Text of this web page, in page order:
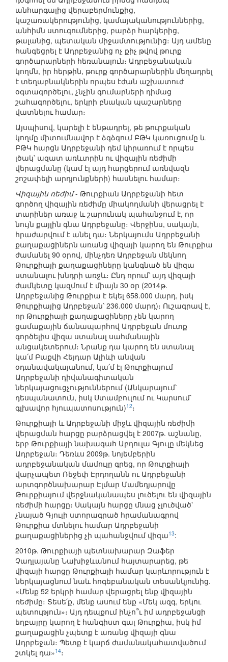
անհարգալից վերաբերմունքից,
կաշառակերությունից, կամայականություններից,
անհիմն ստուգումներից, բարձր հարկերից,
թալանից, պետական միջամտությունից։ Այդ ամենը
հանգեցրել է Ադրբեջանից ոչ քիչ թվով թուրք
գործարարների հեռանալուն։ Ադրբեջանական
կողմն, իր հերթին, թուրք գործարարներին մեղադրել
է տեղաբնակներին որպես էժան աշխատուժ
օգտագործելու, չնչին գումարների դիմաց
շահագործելու, երկրի բնական պաշարները
վատնելու համար։
Այսպիսով, կարելի է ենթադրել, թե թուրքական
կողմը միտումնավոր է ձգձգում ԲԹԿ կառուցումը և
ԲԹԿ հարցն Ադրբեջանի դեմ կիրառում է որպես
լծակ՝ ազատ առևտրին ու վիզային ռեժիմի
վերացմանը (կամ էլ այդ հարցերում առնվազն
շոշափելի արդյունքների) հասնելու համար։
Վիզային ռեժիմ- Թուրքիան Ադրբեջանի հետ
գործող վիզային ռեժիմը միակողմանի վերացրել է
տարիներ առաջ և շարունակ պահանջում է, որ
նույն քայլին գնա Ադրբեջանը։ Վերջինս, սակայն,
հրաժարվում է անել դա։ Ներկայումս Ադրբեջանի
քաղաքացիներն առանց վիզայի կարող են Թուրքիա
ժամանել 90 օրով, մինչդեռ Ադրբեջան մեկնող
Թուրքիայի քաղաքացիները կանգնած են վիզա
ստանալու խնդրի առջև։ Ընդ որում՝ այդ վիզայի
ժամկետը կազմում է միայն 30 օր (2014թ.
Ադրբեջանից Թուրքիա է եկել 658.000 մարդ, իսկ
Թուրքիայից Ադրբեջան՝ 236.000 մարդ)։ Ուշագրավ է,
որ Թուրքիայի քաղաքացիները չեն կարող
ցամաքային ճանապարհով Ադրբեջան մուտք
գործելիս վիզա ստանալ սահմանային
անցակետերում։ Նրանք դա կարող են ստանալ
կա՛մ Բաքվի Հեյդար Ալիևի անվան
օդանավակայանում, կա՛մ էլ Թուրքիայում
Ադրբեջանի դիվանագիտական
ներկայացուցչություններում (Անկարայում՝
դեսպանատուն, իսկ Ստամբուլում ու Կարսում՝
գլխավոր հյուպատոսություն)12։
Թուրքիայի և Ադրբեջանի միջև վիզային ռեժիմի
վերացման հարցը բարձրացվել է 2007թ. աշնանը,
երբ Թուրքիայի նախագահ Աբդուլա Գյուլը մեկնեց
Ադրբեջան։ Դեռևս 2009թ. նոյեմբերին
ադրբեջանական մամուլը գրեց, որ Թուրքիայի
վարչապետ Ռեջեփ Էրդողանն ու Ադրբեջանի
արտգործնախարար Էլմար Մամեդյարովը
Թուրքիայում վերջնականապես լուծելու են վիզային
ռեժիմի հարցը։ Սակայն հարցը մնաց չլուծված՝
չնայած Գյուլի ստորագրած հրամանագրով
Թուրքիա մտնելու համար Ադրբեջանի
քաղաքացիներից չի պահանջվում վիզա13:
2010թ. Թուրքիայի պետնախարար Զաֆեր
Չաղլայանը Նախիջևանում հայտարարեց, թե
վիզայի հարցը Թուրքիայի համար կարևորություն է
ներկայացնում նաև հոգեբանական տեսանկյունից.
«Մենք 52 երկրի համար վերացրել ենք վիզային
ռեժիմը։ Տեսե՛ք, մենք ասում ենք «Մեկ ազգ, երկու
պետություն»։ Այդ դեպքում ինչո՞ւ իմ ադրբեջանցի
եղբայրը կարող է հանգիստ գալ Թուրքիա, իսկ իմ
քաղաքացին չպետք է առանց վիզայի գնա
Ադրբեջան։ Պետք է կարճ ժամանակահատվածում
շտկել դա»14։